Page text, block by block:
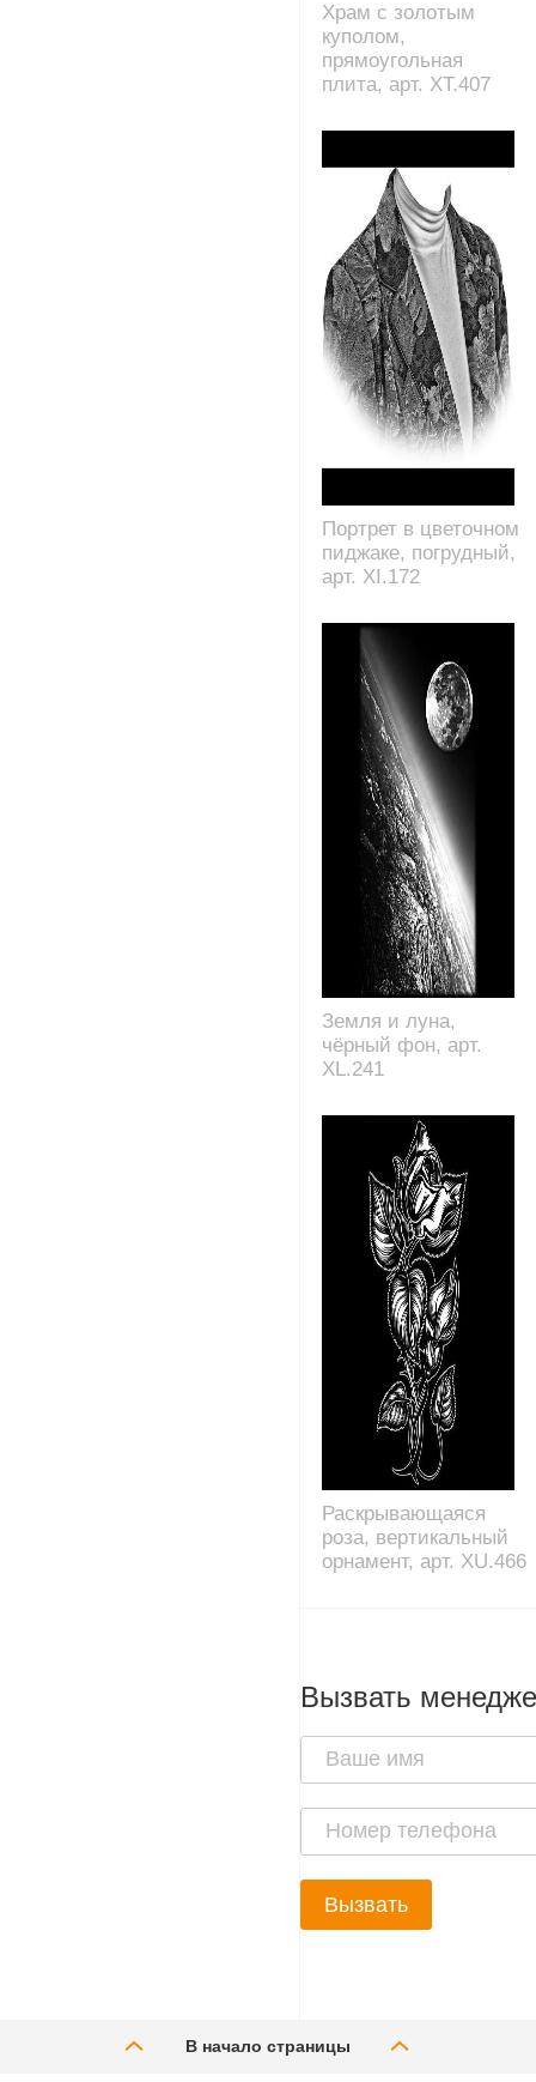
Храм с золотым
куполом,
прямоугольная
плита, арт. XT.407
Портрет в цветочном
пиджаке, погрудный,
арт. XI.172
Земля и луна,
чёрный фон, арт.
XL.241
Раскрывающаяся
роза, вертикальный
орнамент, арт. XU.466
Вызвать
Вызвать
В начало страницы